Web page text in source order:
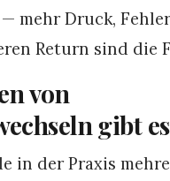
mehr Druck,
Return sind die
von
gibt
in der Praxis